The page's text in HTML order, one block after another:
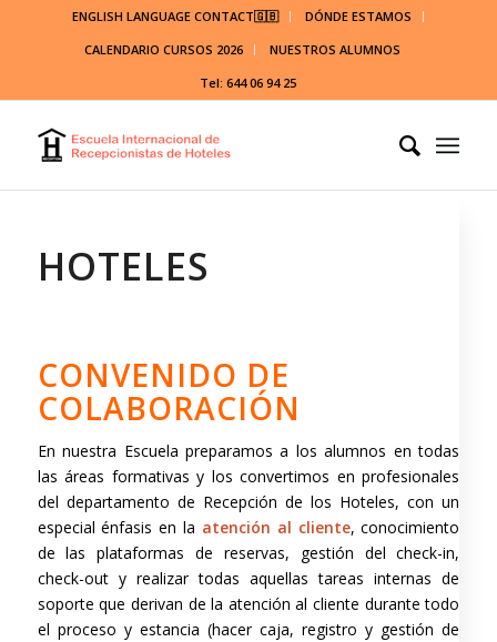
ENGLISH LANGUAGE CONTACT🇬🇧
DÓNDE ESTAMOS
CALENDARIO CURSOS 2026
NUESTROS ALUMNOS
Tel: 644 06 94 25
HOTELES
CONVENIDO DE
COLABORACIÓN
En nuestra Escuela preparamos a los alumnos en todas
las áreas formativas y los convertimos en profesionales
del departamento de Recepción de los Hoteles, con un
especial énfasis en la atención al cliente, conocimiento
de las plataformas de reservas, gestión del check-in,
check-out y realizar todas aquellas tareas internas de
soporte que derivan de la atención al cliente durante todo
el proceso y estancia (hacer caja, registro y gestión de